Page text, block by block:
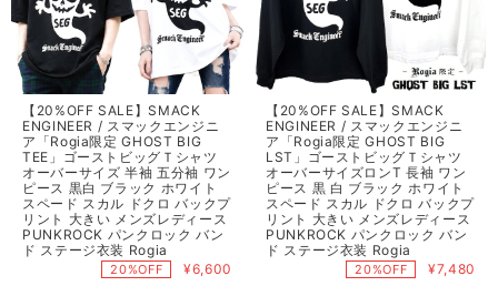
【20%OFF SALE】SMACK
ENGINEER / スマックエンジニ
ア「Rogia限定 GHOST BIG
TEE」ゴーストビッグＴシャツ
オーバーサイズ 半袖 五分袖 ワン
ピース 黒白 ブラック ホワイト
スペード スカル ドクロ バックプ
リント 大きい メンズレディース
PUNKROCK パンクロック バン
ド ステージ衣装 Rogia
20%OFF ¥6,600
【20%OFF SALE】SMACK
ENGINEER / スマックエンジニ
ア「Rogia限定 GHOST BIG
LST」ゴーストビッグＴシャツ
オーバーサイズロンT 長袖 ワン
ピース 黒 白 ブラック ホワイト
スペード スカル ドクロ バックプ
リント 大きい メンズレディース
PUNKROCK パンクロック バン
ド ステージ衣装 Rogia
20%OFF ¥7,480